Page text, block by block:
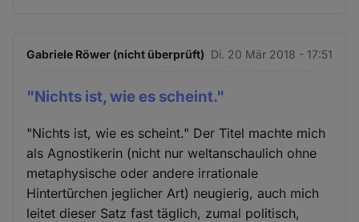
Gabriele Röwer (nicht überprüft) Di. 20 Mär 2018 - 17:51
"Nichts ist, wie es scheint."
"Nichts ist, wie es scheint." Der Titel machte mich
als Agnostikerin (nicht nur weltanschaulich ohne
metaphysische oder andere irrationale
Hintertürchen jeglicher Art) neugierig, auch mich
leitet dieser Satz fast täglich, zumal politisch,